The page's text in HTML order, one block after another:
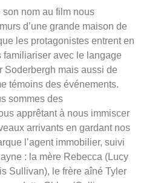
nom au film nous
d’une grande maison de
les protagonistes entrent en
avec le langage
Soderbergh mais aussi de
témoins des événements.
sommes des
apprêtant à nous immiscer
arrivants en gardant nos
l’agent immobilier, suivi
: la mère Rebecca (Lucy
Sullivan), le frère aîné Tyler